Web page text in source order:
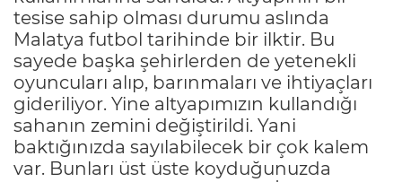
tesise sahip olması durumu aslında
Malatya futbol tarihinde bir ilktir. Bu
sayede başka şehirlerden de yetenekli
oyuncuları alıp, barınmaları ve ihtiyaçları
gideriliyor. Yine altyapımızın kullandığı
sahanın zemini değiştirildi. Yani
baktığınızda sayılabilecek bir çok kalem
var. Bunları üst üste koyduğunuzda